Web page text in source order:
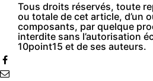
Tous droits réservés, toute
ou totale de cet article, d’un
composants, par quelque
interdite sans l’autorisation
10point15 et de ses auteurs.